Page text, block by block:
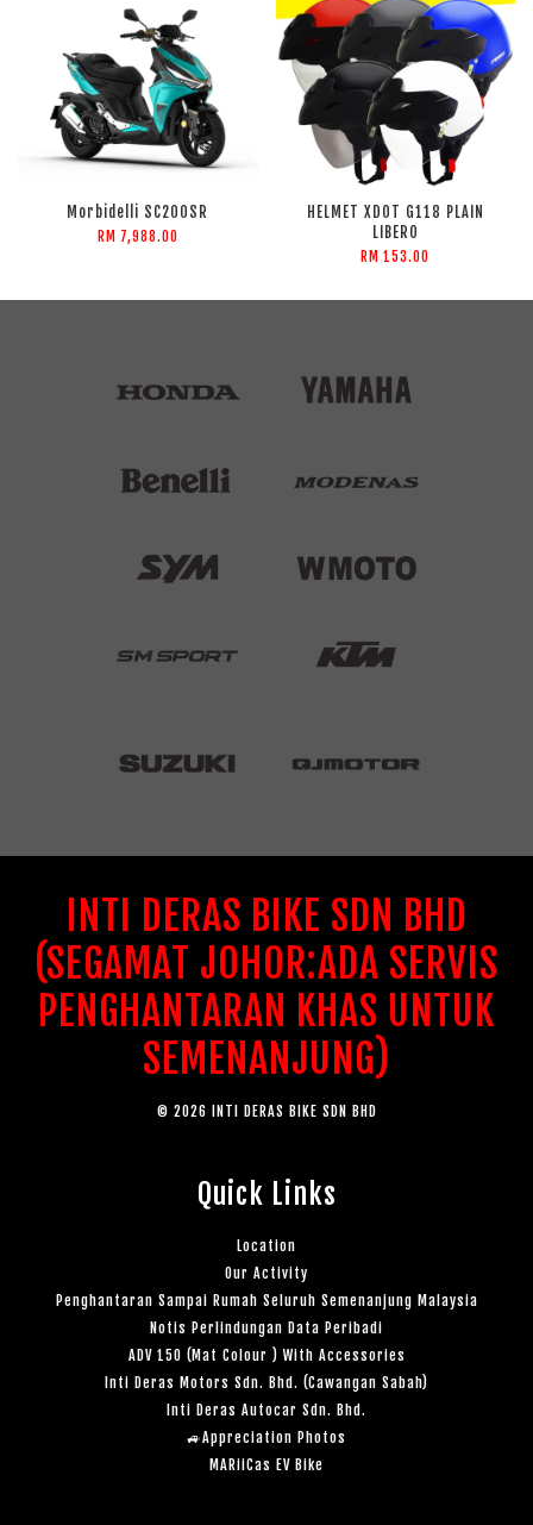
Morbidelli SC200SR
RM 7,988.00
HELMET XDOT G118 PLAIN
LIBERO
RM 153.00
INTI DERAS BIKE SDN BHD
(SEGAMAT JOHOR:ADA SERVIS
PENGHANTARAN KHAS UNTUK
SEMENANJUNG)
© 2026 INTI DERAS BIKE SDN BHD
Quick Links
Location
Our Activity
Penghantaran Sampai Rumah Seluruh Semenanjung Malaysia
Notis Perlindungan Data Peribadi
ADV 150 (Mat Colour ) With Accessories
Inti Deras Motors Sdn. Bhd. (Cawangan Sabah)
Inti Deras Autocar Sdn. Bhd.
🚙Appreciation Photos
MARiiCas EV Bike